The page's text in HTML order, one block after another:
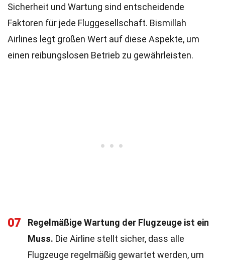
Sicherheit und Wartung sind entscheidende
Faktoren für jede Fluggesellschaft. Bismillah
Airlines legt großen Wert auf diese Aspekte, um
einen reibungslosen Betrieb zu gewährleisten.
07
Regelmäßige Wartung der Flugzeuge ist ein
Muss. Die Airline stellt sicher, dass alle
Flugzeuge regelmäßig gewartet werden, um